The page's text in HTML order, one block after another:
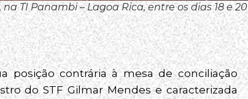
TI Panambi – Lagoa Rica, entre os dias 18 e 20
posição contrária à mesa de conciliação
do STF Gilmar Mendes e caracterizada